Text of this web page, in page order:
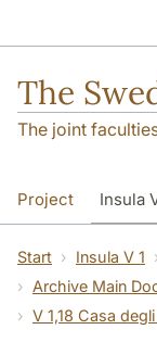
The
The joint
Project Insula
Start Insula V 1
Archive Main
V 1,18 Casa